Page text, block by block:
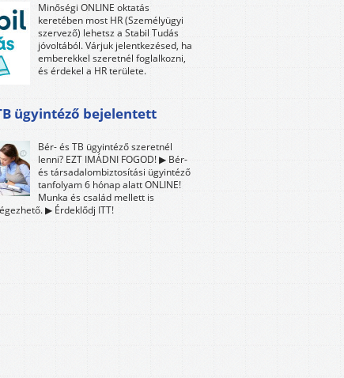
Minőségi ONLINE oktatás
keretében most HR (Személyügyi
szervező) lehetsz a Stabil Tudás
jóvoltából. Várjuk jelentkezésed, ha
emberekkel szeretnél foglalkozni,
és érdekel a HR területe.
ügyintéző bejelentett
Bér- és TB ügyintéző szeretnél
lenni? EZT IMÁDNI FOGOD! ▶ Bér-
és társadalombiztosítási ügyintéző
tanfolyam 6 hónap alatt ONLINE!
Munka és család mellett is
▶ Érdeklődj ITT!